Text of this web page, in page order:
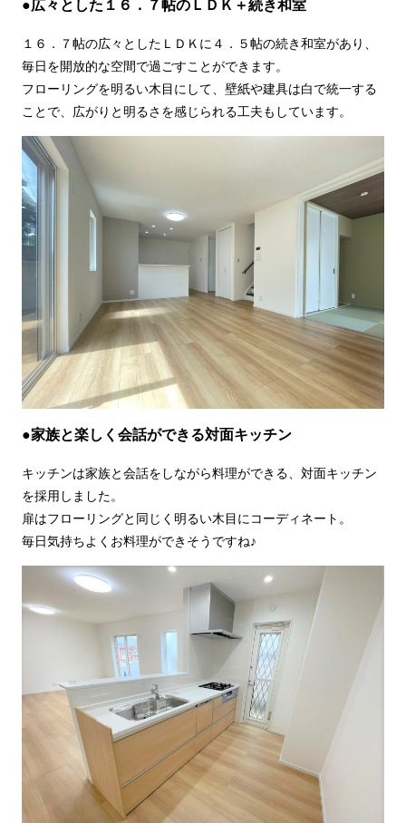
●広々とした１６．７帖のＬＤＫ＋続き和室
１６．７帖の広々としたＬＤＫに４．５帖の続き和室があり、
毎日を開放的な空間で過ごすことができます。
フローリングを明るい木目にして、壁紙や建具は白で統一する
ことで、広がりと明るさを感じられる工夫もしています。
●家族と楽しく会話ができる対面キッチン
キッチンは家族と会話をしながら料理ができる、対面キッチン
を採用しました。
扉はフローリングと同じく明るい木目にコーディネート。
毎日気持ちよくお料理ができそうですね♪